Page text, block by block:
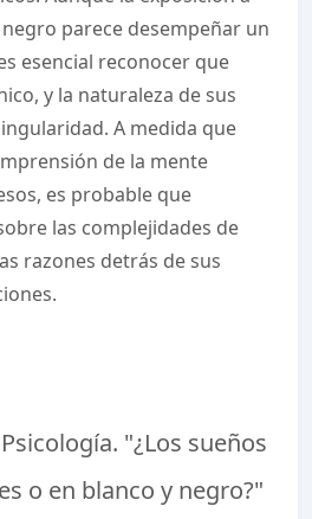
parece desempeñar un
esencial reconocer que
y la naturaleza de sus
A medida que
de la mente
es probable que
las complejidades de
razones detrás de sus
"¿Los sueños
o en blanco y negro?"